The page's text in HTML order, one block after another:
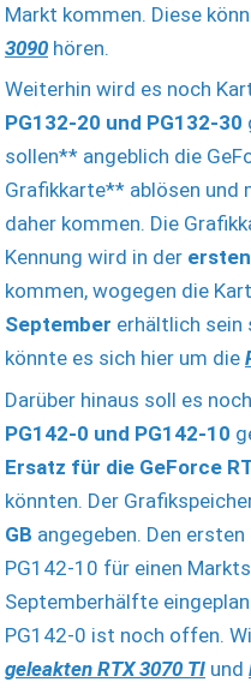
Markt kommen. Diese
3090 hören.
Weiterhin wird es noch
PG132-20 und PG132-30
sollen** angeblich die
Grafikkarte** ablösen und
daher kommen. Die
Kennung wird in der
kommen, wogegen die
September erhältlich sein
könnte es sich hier um die
Darüber hinaus soll es noch
PG142-0 und PG142-10
Ersatz für die GeForce
könnten. Der
GB angegeben. Den
PG142-10 für einen
Septemberhälfte
PG142-0 ist noch offen.
geleakten RTX 3070 TI und